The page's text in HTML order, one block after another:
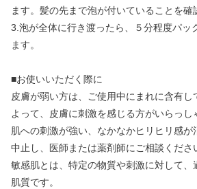
ます。髪の先まで泡が付いていることを確
3.泡が全体に行き渡ったら、５分程度パッ
ます。
■お使いいただく際に
皮膚が弱い方は、ご使用中にまれに含有し
よって、皮膚に刺激を感じる方がいらっし
肌への刺激が強い、なかなかヒリヒリ感が
中止し、医師または薬剤師にご相談くださ
敏感肌とは、特定の物質や刺激に対して、
肌質です。